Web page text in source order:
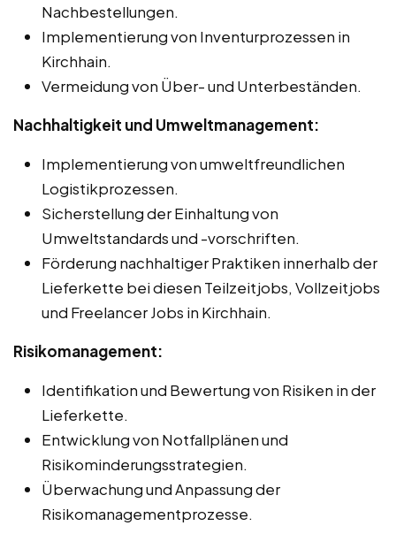
Nachbestellungen.
Implementierung von Inventurprozessen in
Kirchhain.
Vermeidung von Über- und Unterbeständen.
Nachhaltigkeit und Umweltmanagement:
Implementierung von umweltfreundlichen
Logistikprozessen.
Sicherstellung der Einhaltung von
Umweltstandards und -vorschriften.
Förderung nachhaltiger Praktiken innerhalb der
Lieferkette bei diesen Teilzeitjobs, Vollzeitjobs
und Freelancer Jobs in Kirchhain.
Risikomanagement:
Identifikation und Bewertung von Risiken in der
Lieferkette.
Entwicklung von Notfallplänen und
Risikominderungsstrategien.
Überwachung und Anpassung der
Risikomanagementprozesse.